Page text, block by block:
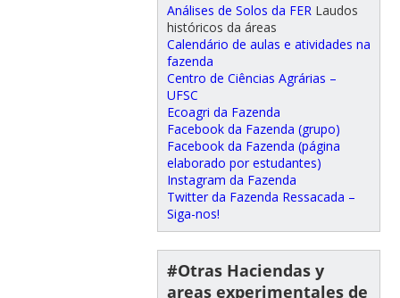
Análises de Solos da FER Laudos
históricos da áreas
Calendário de aulas e atividades na
fazenda
Centro de Ciências Agrárias –
UFSC
Ecoagri da Fazenda
Facebook da Fazenda (grupo)
Facebook da Fazenda (página
elaborado por estudantes)
Instagram da Fazenda
Twitter da Fazenda Ressacada –
Siga-nos!
#Otras Haciendas y
areas experimentales de